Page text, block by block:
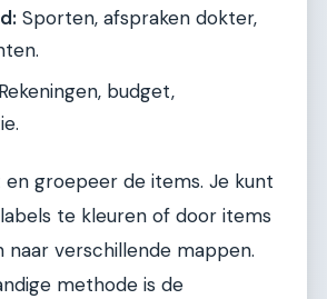
Sporten, afspraken dokter,
Rekeningen, budget,
en groepeer de items. Je kunt
te kleuren of door items
naar verschillende mappen.
methode is de